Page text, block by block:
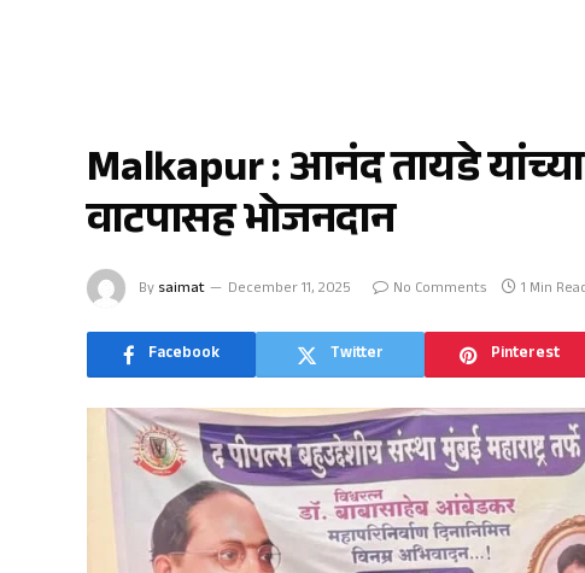
Malkapur : आनंद तायडे
वाटपासह भोजनदान
By saimat December 11, 2025 No Comments 1 Min
Facebook Twitter Pinterest